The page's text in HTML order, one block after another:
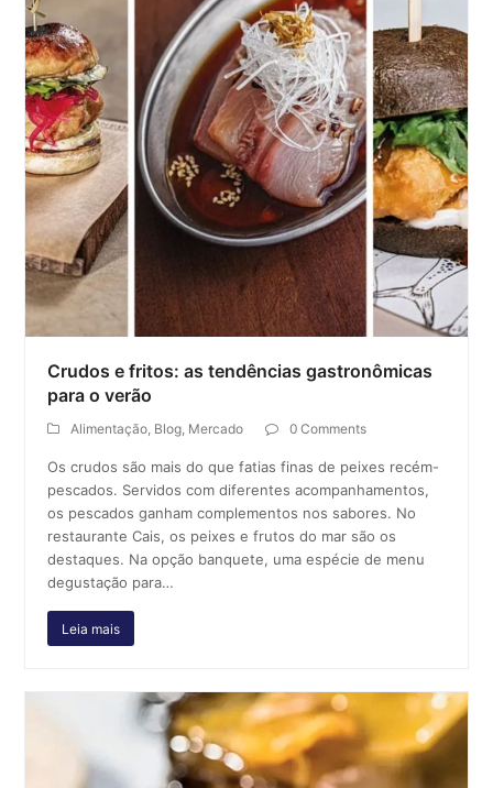
Crudos e fritos: as tendências gastronômicas
para o verão
Alimentação, Blog, Mercado 0 Comments
Os crudos são mais do que fatias finas de peixes recém-
pescados. Servidos com diferentes acompanhamentos,
os pescados ganham complementos nos sabores. No
restaurante Cais, os peixes e frutos do mar são os
destaques. Na opção banquete, uma espécie de menu
degustação para…
Leia mais